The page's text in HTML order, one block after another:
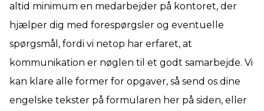
altid minimum en medarbejder på kontoret, der
hjælper dig med forespørgsler og eventuelle
spørgsmål, fordi vi netop har erfaret, at
kommunikation er nøglen til et godt samarbejde. Vi
kan klare alle former for opgaver, så send os dine
engelske tekster på formularen her på siden, eller